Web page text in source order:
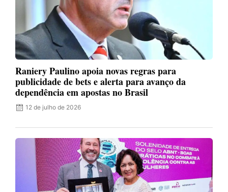
Raniery Paulino apoia novas regras para
publicidade de bets e alerta para avanço da
dependência em apostas no Brasil
12 de julho de 2026